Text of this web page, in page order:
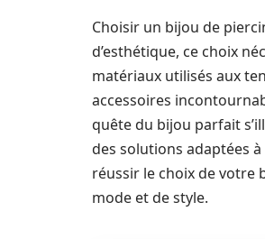
Choisir un bijou de
d’esthétique, ce choix
matériaux utilisés aux
accessoires
quête du bijou parfait
des solutions adaptées
réussir le choix de votre
mode et de style.